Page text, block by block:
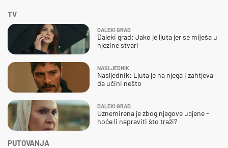
TV
DALEKI GRAD
Daleki grad: Jako je ljuta jer se miješa u
njezine stvari
NASLJEDNIK
Nasljednik: Ljuta je na njega i zahtjeva
da učini nešto
DALEKI GRAD
Uznemirena je zbog njegove ucjene -
hoće li napraviti što traži?
PUTOVANJA